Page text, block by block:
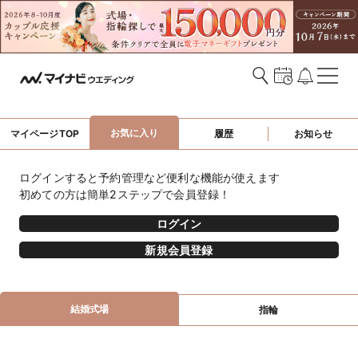
マイページTOP お気に入り 履歴 お知らせ
ログインすると予約管理など便利な機能が使えます
初めての方は簡単2ステップで会員登録！
ログイン
新規会員登録
結婚式場 指輪